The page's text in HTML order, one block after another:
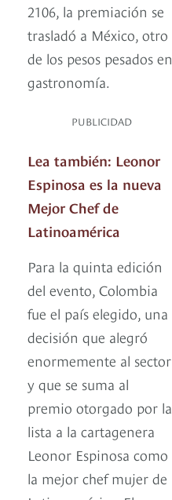
2106, la premiación se
trasladó a México, otro
de los pesos pesados en
gastronomía.
PUBLICIDAD
Lea también: Leonor
Espinosa es la nueva
Mejor Chef de
Latinoamérica
Para la quinta edición
del evento, Colombia
fue el país elegido, una
decisión que alegró
enormemente al sector
y que se suma al
premio otorgado por la
lista a la cartagenera
Leonor Espinosa como
la mejor chef mujer de